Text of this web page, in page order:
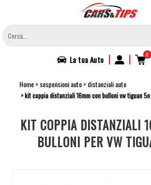
contenuto
principale
La tuaAuto | | 0
Home sospensioni auto distanziali auto
kit coppia distanziali 16mm con bulloni vw tiguan 5n
KIT COPPIA DISTANZIALI
BULLONI PER VW